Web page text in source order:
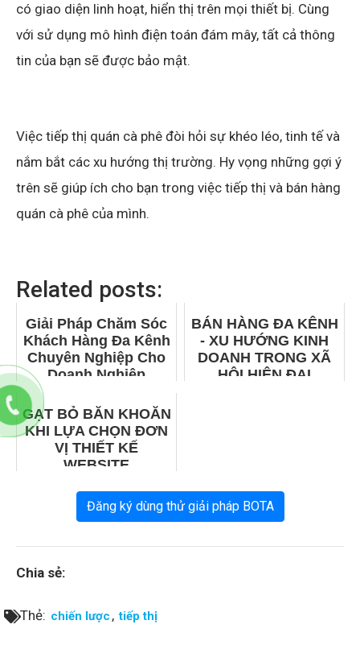
có giao diện linh hoạt, hiển thị trên mọi thiết bị. Cùng
với sử dụng mô hình điện toán đám mây, tất cả thông
tin của bạn sẽ được bảo mật.
Việc tiếp thị quán cà phê đòi hỏi sự khéo léo, tinh tế và
nắm bắt các xu hướng thị trường. Hy vọng những gợi ý
trên sẽ giúp ích cho bạn trong việc tiếp thị và bán hàng
quán cà phê của mình.
Related posts:
Giải Pháp Chăm Sóc
Khách Hàng Đa Kênh
Chuyên Nghiệp Cho
Doanh Nghiệp
BÁN HÀNG ĐA KÊNH
- XU HƯỚNG KINH
DOANH TRONG XÃ
HỘI HIỆN ĐẠI
GẠT BỎ BĂN KHOĂN
KHI LỰA CHỌN ĐƠN
VỊ THIẾT KẾ
WEBSITE
Đăng ký dùng thử giải pháp BOTA
Chia sẻ:
Thẻ: chiến lược , tiếp thị